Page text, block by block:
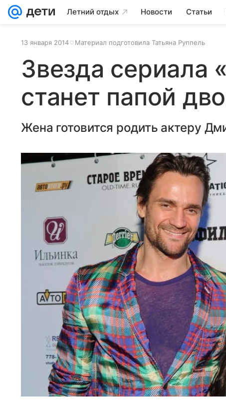
Летний отдых Новости Статьи
13 января 2014 Материал подготовила Татьяна Руппель
Звезда сериала
станет папой
Жена готовится родить актеру